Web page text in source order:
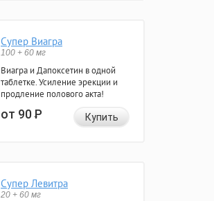
Супер Виагра
100 + 60 мг
Виагра и Дапоксетин в одной
таблетке. Усиление эрекции и
продление полового акта!
от 90Р Купить
Супер Левитра
20 + 60 мг